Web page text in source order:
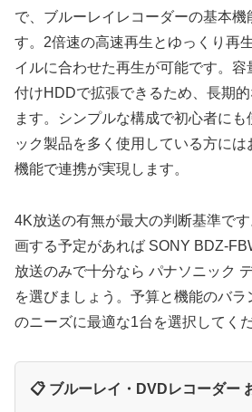
で、ブルーレイレコーダーの基本機
す。2倍速の高速再生とゆっくり再
イルに合わせた再生が可能です。
付けHDDで拡張できるため、長期
ます。シンプルな構成で初心者に
ック製品を多く使用している方には
機能で連携が実現します。
4K放送の有無が最大の判断基準で
画する予定があれば SONY BDZ-
放送のみで十分なら パナソニック
を選びましょう。予算と機能のバ
のニーズに最適な1台を選択してくだ
📋 ブルーレイ・DVDレコーダー